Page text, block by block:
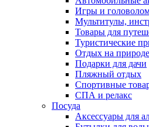
Игры и
Мультитулы,
Товары для
Туристические
Отдых на природе
Подарки для дачи
Пляжный отдых
Спортивные
СПА и релакс
Посуда
Аксессуары для